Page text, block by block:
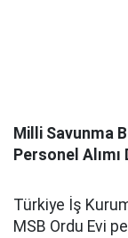
Milli Savunma
Personel Alımı
Türkiye İş
MSB Ordu Evi